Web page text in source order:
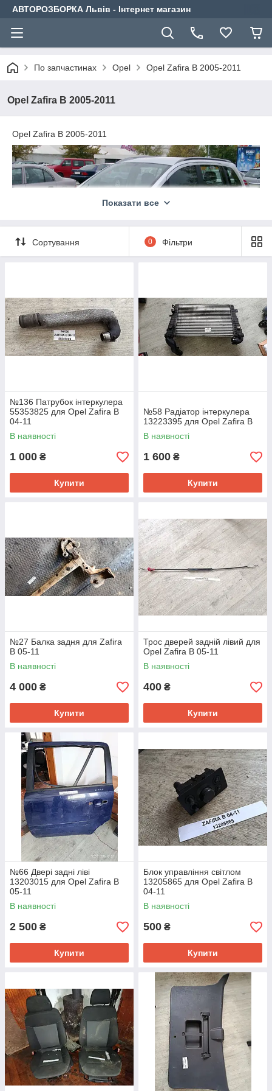
АВТОРОЗБОРКА Львів - Інтернет магазин
По запчастинах Opel Opel Zafira B 2005-2011
Opel Zafira B 2005-2011
Opel Zafira B 2005-2011
Показати все
Сортування 0 Фільтри
№136 Патрубок інтеркулера
55353825 для Opel Zafira B
04-11
В наявності
1 000 ₴
Купити
№58 Радіатор інтеркулера
13223395 для Opel Zafira B
В наявності
1 600 ₴
Купити
№27 Балка задня для Zafira
B 05-11
В наявності
4 000 ₴
Купити
Трос дверей задній лівий для
Opel Zafira B 05-11
В наявності
400 ₴
Купити
№66 Двері задні ліві
13203015 для Opel Zafira B
05-11
В наявності
2 500 ₴
Купити
Блок управління світлом
13205865 для Opel Zafira B
04-11
В наявності
500 ₴
Купити